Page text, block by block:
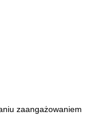
zaangażowaniem